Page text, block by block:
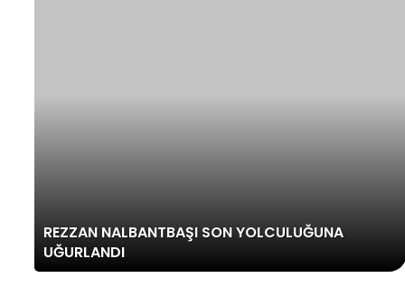
REZZAN NALBANTBAŞI SON YOLCULUĞUNA
UĞURLANDI